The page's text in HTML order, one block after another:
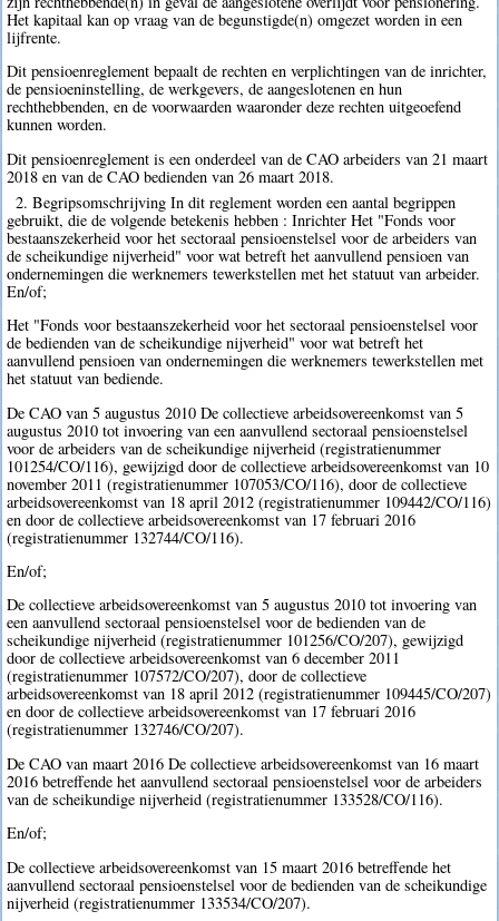
Het kapitaal kan op vraag van de begunstigde(n) omgezet worden in een
lijfrente.
Dit pensioenreglement bepaalt de rechten en verplichtingen van de inrichter,
de pensioeninstelling, de werkgevers, de aangeslotenen en hun
rechthebbenden, en de voorwaarden waaronder deze rechten uitgeoefend
kunnen worden.
Dit pensioenreglement is een onderdeel van de CAO arbeiders van 21 maart
2018 en van de CAO bedienden van 26 maart 2018.
2. Begripsomschrijving In dit reglement worden een aantal begrippen
gebruikt, die de volgende betekenis hebben : Inrichter Het "Fonds voor
bestaanszekerheid voor het sectoraal pensioenstelsel voor de arbeiders van
de scheikundige nijverheid" voor wat betreft het aanvullend pensioen van
ondernemingen die werknemers tewerkstellen met het statuut van arbeider.
En/of;
Het "Fonds voor bestaanszekerheid voor het sectoraal pensioenstelsel voor
de bedienden van de scheikundige nijverheid" voor wat betreft het
aanvullend pensioen van ondernemingen die werknemers tewerkstellen met
het statuut van bediende.
De CAO van 5 augustus 2010 De collectieve arbeidsovereenkomst van 5
augustus 2010 tot invoering van een aanvullend sectoraal pensioenstelsel
voor de arbeiders van de scheikundige nijverheid (registratienummer
101254/CO/116), gewijzigd door de collectieve arbeidsovereenkomst van 10
november 2011 (registratienummer 107053/CO/116), door de collectieve
arbeidsovereenkomst van 18 april 2012 (registratienummer 109442/CO/116)
en door de collectieve arbeidsovereenkomst van 17 februari 2016
(registratienummer 132744/CO/116).
En/of;
De collectieve arbeidsovereenkomst van 5 augustus 2010 tot invoering van
een aanvullend sectoraal pensioenstelsel voor de bedienden van de
scheikundige nijverheid (registratienummer 101256/CO/207), gewijzigd
door de collectieve arbeidsovereenkomst van 6 december 2011
(registratienummer 107572/CO/207), door de collectieve
arbeidsovereenkomst van 18 april 2012 (registratienummer 109445/CO/207)
en door de collectieve arbeidsovereenkomst van 17 februari 2016
(registratienummer 132746/CO/207).
De CAO van maart 2016 De collectieve arbeidsovereenkomst van 16 maart
2016 betreffende het aanvullend sectoraal pensioenstelsel voor de arbeiders
van de scheikundige nijverheid (registratienummer 133528/CO/116).
En/of;
De collectieve arbeidsovereenkomst van 15 maart 2016 betreffende het
aanvullend sectoraal pensioenstelsel voor de bedienden van de scheikundige
nijverheid (registratienummer 133534/CO/207).